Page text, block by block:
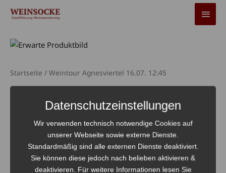
Inhalt
Startseite / Weintour Agnesviertel 16.07. 12:45
16.07. 12:45
€
Nicht vorrätig
Datenschutzeinstellungen
Wir verwenden technisch notwendige Cookies auf
unserer Webseite sowie externe Dienste.
Standardmäßig sind alle externen Dienste deaktiviert.
Sie können diese jedoch nach belieben aktivieren &
deaktivieren. Für weitere Informationen lesen Sie